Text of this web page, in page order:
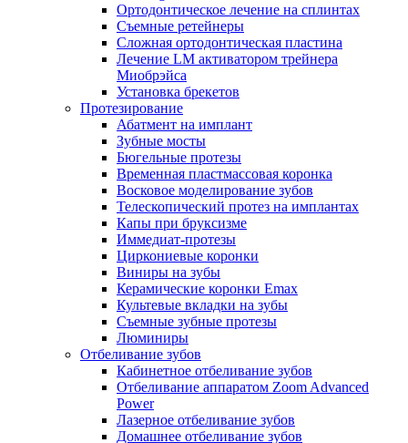
Ортодонтическое лечение на сплинтах
Съемные ретейнеры
Сложная ортодонтическая пластина
Лечение LM активатором трейнера
Миобрэйса
Установка брекетов
Протезирование
Абатмент на имплант
Зубные мосты
Бюгельные протезы
Временная пластмассовая коронка
Восковое моделирование зубов
Телескопический протез на имплантах
Капы при бруксизме
Иммедиат-протезы
Циркониевые коронки
Виниры на зубы
Керамические коронки Emax
Культевые вкладки на зубы
Съемные зубные протезы
Люминиры
Отбеливание зубов
Кабинетное отбеливание зубов
Отбеливание аппаратом Zoom Advanced
Power
Лазерное отбеливание зубов
Домашнее отбеливание зубов